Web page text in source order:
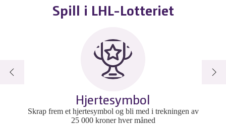
Spill i LHL-Lotteriet
Hjertesymbol
Skrap frem et hjertesymbol og bli med i trekningen av
25 000 kroner hver måned